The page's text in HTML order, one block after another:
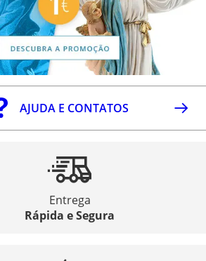
AJUDA E CONTATOS
Entrega
Rápida e Segura